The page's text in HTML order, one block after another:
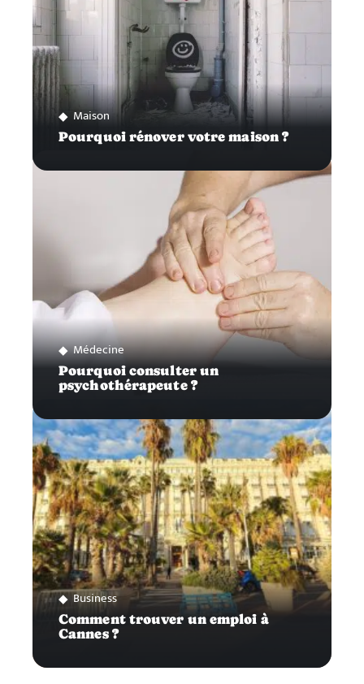
Maison
Pourquoi rénover votre maison ?
Médecine
Pourquoi consulter un
psychothérapeute ?
Business
Comment trouver un emploi à
Cannes ?